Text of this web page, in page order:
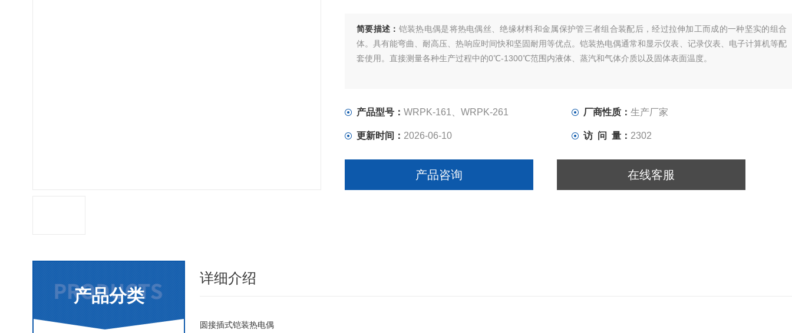
简要描述： 铠装热电偶是将热电偶丝、绝缘材料和金属保护管三者组合装配后，经过拉伸加工而成的一种坚实的组合
体。具有能弯曲、耐高压、热响应时间快和坚固耐用等优点。铠装热电偶通常和显示仪表、记录仪表、电子计算机等配
套使用。直接测量各种生产过程中的0℃-1300℃范围内液体、蒸汽和气体介质以及固体表面温度。
产品型号： WRPK-161、WRPK-261 厂商性质： 生产厂家
更新时间： 2026-06-10 访 问 量： 2302
产品咨询 在线客服
产品分类
详细介绍
圆接插式铠装热电偶